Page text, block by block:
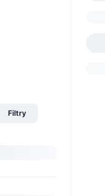
Filtry